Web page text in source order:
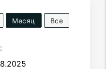
Месяц Все